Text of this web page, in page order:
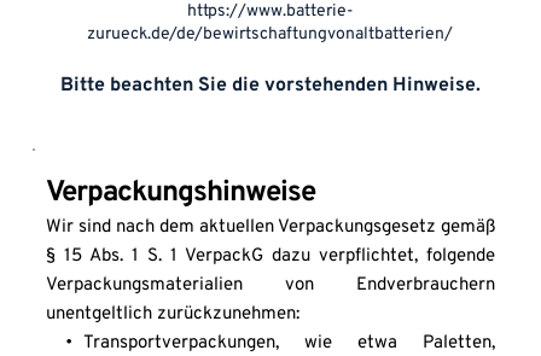
https://www.batterie-
zurueck.de/de/bewirtschaftungvonaltbatterien/
Bitte beachten Sie die vorstehenden Hinweise.
Verpackungshinweise
Wir sind nach dem aktuellen Verpackungsgesetz gemäß
§ 15 Abs. 1 S. 1 VerpackG dazu verpflichtet, folgende
Verpackungsmaterialien von Endverbrauchern
unentgeltlich zurückzunehmen:
Transportverpackungen, wie etwa Paletten,